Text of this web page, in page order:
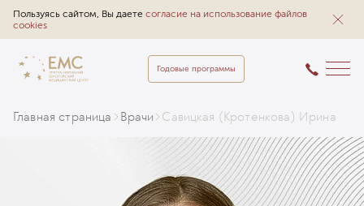
Пользуясь сайтом, Вы даете согласие на использование файлов
cookies
Годовые программы
Главная страница Врачи Савицкая (Кротенкова) Ирина